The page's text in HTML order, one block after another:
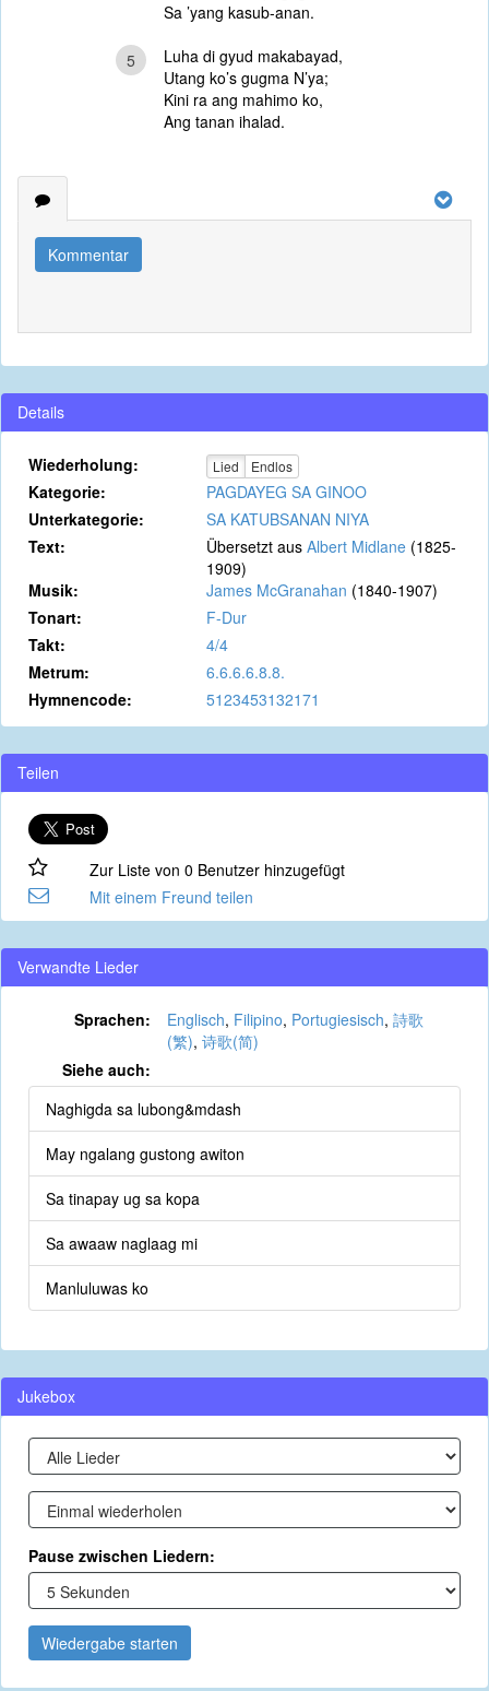
Sa ’yang kasub-anan.
5
Luha di gyud makabayad,
Utang ko’s gugma N’ya;
Kini ra ang mahimo ko,
Ang tanan ihalad.
Kommentar
Details
Wiederholung: Lied Endlos
Kategorie:
PAGDAYEG SA GINOO
Unterkategorie:
SA KATUBSANAN NIYA
Text:
Übersetzt aus Albert Midlane (1825-
1909)
Musik:
James McGranahan (1840-1907)
Tonart:
F-Dur
Takt:
4/4
Metrum:
6.6.6.6.8.8.
Hymnencode:
5123453132171
Teilen
Zur Liste von 0 Benutzer hinzugefügt
Mit einem Freund teilen
Verwandte Lieder
Sprachen: Englisch, Filipino, Portugiesisch, 詩歌
(繁), 诗歌(简)
Siehe auch:
Naghigda sa lubong&mdash
May ngalang gustong awiton
Sa tinapay ug sa kopa
Sa awaaw naglaag mi
Manluluwas ko
Jukebox
Pause zwischen Liedern:
Wiedergabe starten